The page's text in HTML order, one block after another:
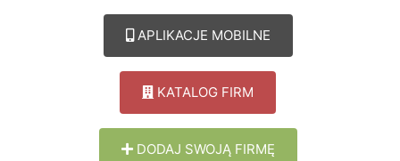
APLIKACJE MOBILNE
KATALOG FIRM
DODAJ SWOJĄ FIRMĘ